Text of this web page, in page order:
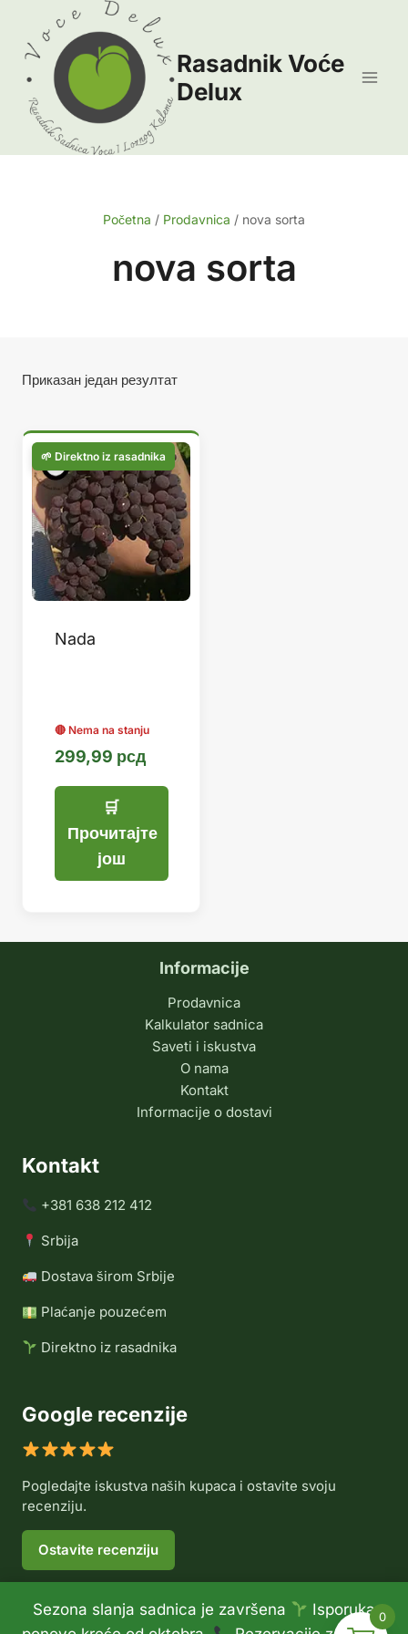
Sezona slanja sadnica je završena
Isporuka
content
Rasadnik Voće
Delux
Početna / Prodavnica / nova sorta
nova sorta
Приказан један резултат
Nada
299,99 рсд
Прочитајте
још
Informacije
Prodavnica
Kalkulator sadnica
Saveti i iskustva
O nama
Kontakt
Informacije o dostavi
Kontakt
+381 638 212 412
Srbija
Dostava širom Srbije
Plaćanje pouzećem
Direktno iz rasadnika
Google recenzije
Pogledajte iskustva naših kupaca i ostavite svoju
recenziju.
Ostavite recenziju
0